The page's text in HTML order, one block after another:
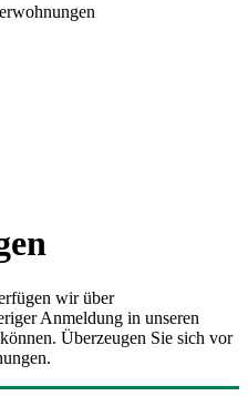
wir über
Anmeldung in unseren
Überzeugen Sie sich vor